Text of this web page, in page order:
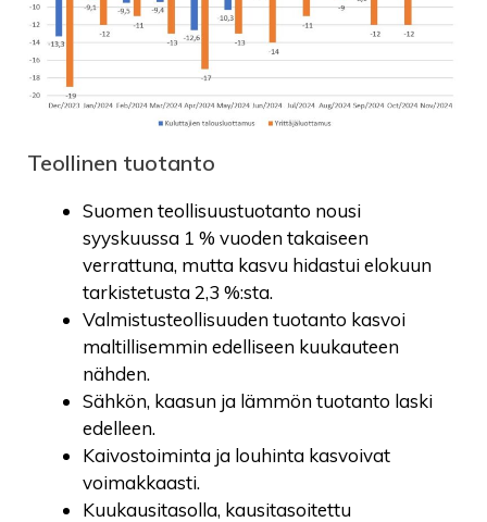
Teollinen tuotanto
Suomen teollisuustuotanto nousi
syyskuussa 1 % vuoden takaiseen
verrattuna, mutta kasvu hidastui elokuun
tarkistetusta 2,3 %:sta.
Valmistusteollisuuden tuotanto kasvoi
maltillisemmin edelliseen kuukauteen
nähden.
Sähkön, kaasun ja lämmön tuotanto laski
edelleen.
Kaivostoiminta ja louhinta kasvoivat
voimakkaasti.
Kuukausitasolla, kausitasoitettu